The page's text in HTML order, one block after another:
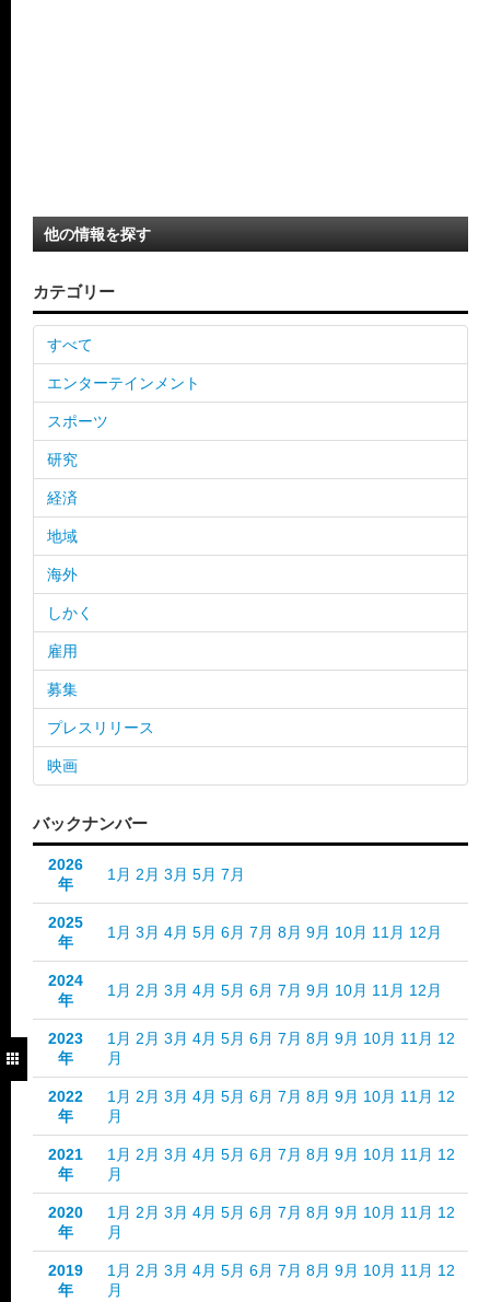
他の情報を探す
カテゴリー
すべて
エンターテインメント
スポーツ
研究
経済
地域
海外
しかく
雇用
募集
プレスリリース
映画
バックナンバー
2026
年
1月 2月 3月 5月 7月
2025
年
1月 3月 4月 5月 6月 7月 8月 9月 10月 11月 12月
2024
年
1月 2月 3月 4月 5月 6月 7月 9月 10月 11月 12月
2023
年
1月 2月 3月 4月 5月 6月 7月 8月 9月 10月 11月 12
月
2022
年
1月 2月 3月 4月 5月 6月 7月 8月 9月 10月 11月 12
月
2021
年
1月 2月 3月 4月 5月 6月 7月 8月 9月 10月 11月 12
月
2020
年
1月 2月 3月 4月 5月 6月 7月 8月 9月 10月 11月 12
月
2019
年
1月 2月 3月 4月 5月 6月 7月 8月 9月 10月 11月 12
月